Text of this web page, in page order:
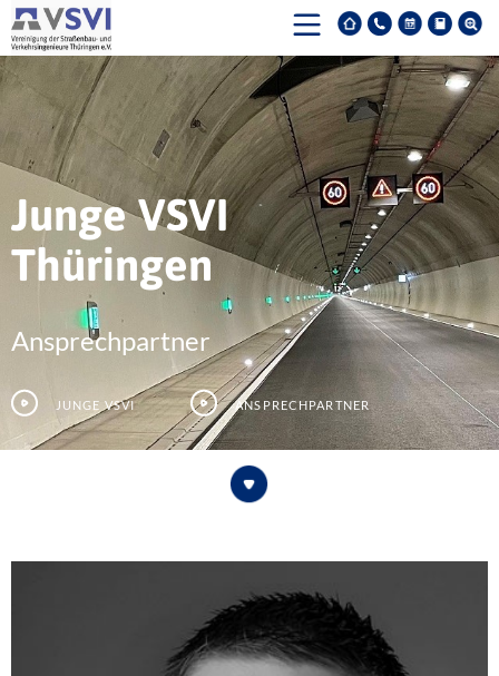
Junge VSVI
Thüringen
Ansprechpartner
Junge VSVI Ansprechpartner